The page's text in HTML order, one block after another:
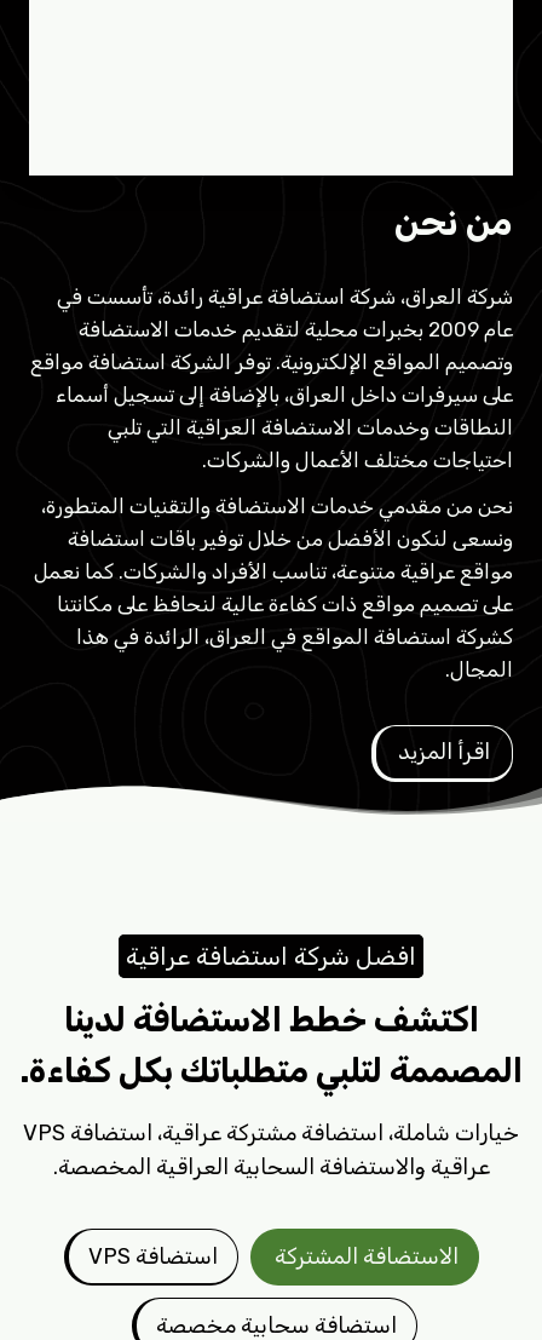
من نحن
شركة العراق، شركة استضافة عراقية رائدة، تأسست في
عام 2009 بخبرات محلية لتقديم خدمات الاستضافة
وتصميم المواقع الإلكترونية. توفر الشركة استضافة مواقع
على سيرفرات داخل العراق، بالإضافة إلى تسجيل أسماء
النطاقات وخدمات الاستضافة العراقية التي تلبي
احتياجات مختلف الأعمال والشركات.
نحن من مقدمي خدمات الاستضافة والتقنيات المتطورة،
ونسعى لنكون الأفضل من خلال توفير باقات استضافة
مواقع عراقية متنوعة، تناسب الأفراد والشركات. كما نعمل
على تصميم مواقع ذات كفاءة عالية لنحافظ على مكانتنا
كشركة استضافة المواقع في العراق، الرائدة في هذا
المجال.
اقرأ المزيد
افضل شركة استضافة عراقية
اكتشف خطط الاستضافة لدينا
المصممة لتلبي متطلباتك بكل كفاءة.
خيارات شاملة، استضافة مشتركة عراقية، استضافة VPS
عراقية والاستضافة السحابية العراقية المخصصة.
الاستضافة المشتركة استضافة VPS
استضافة سحابية مخصصة